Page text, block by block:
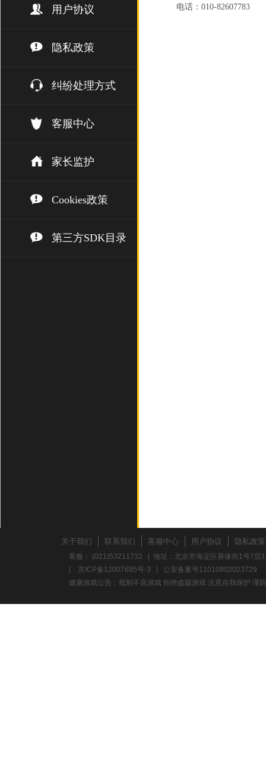
用户协议
隐私政策
纠纷处理方式
客服中心
家长监护
Cookies政策
第三方SDK目录
电话：010-82607783
关于我们 联系我们 客服中心 用户协议 隐私政策
客服： (021)53211732 | 地址：北京市海淀区善缘街1号7
京ICP备12007695号-3
公安备案号11010802023729
健康游戏公告：抵制不良游戏 拒绝盗版游戏 注意自我保护 谨